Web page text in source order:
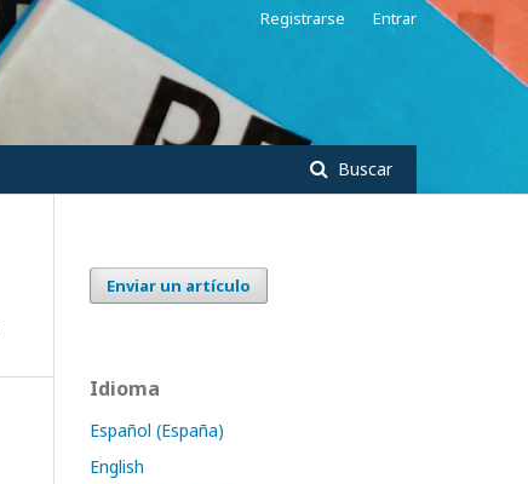
Buscar
Registrarse Entrar
Enviar un artículo
Idioma
Español (España)
English